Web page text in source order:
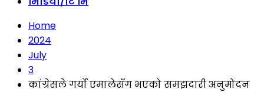
Home
2024
July
3
कांग्रेसले गर्यो एमालेसँग भएको समझदारी अनुमोदन